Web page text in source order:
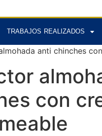
TRABAJOS REALIZADOS
anti chinches
con